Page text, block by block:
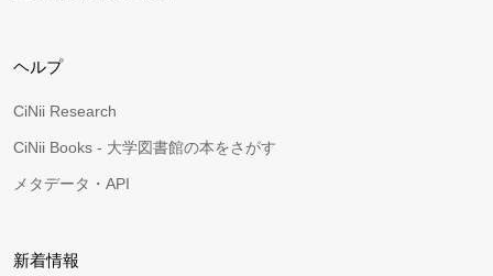
ヘルプ
CiNii Research
CiNii Books - 大学図書館の本をさがす
メタデータ・API
新着情報